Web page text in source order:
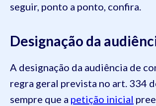
seguir, ponto a ponto, confira.
Designação da
A designação da audiência de
regra geral prevista no art. 334
sempre que a petição inicial